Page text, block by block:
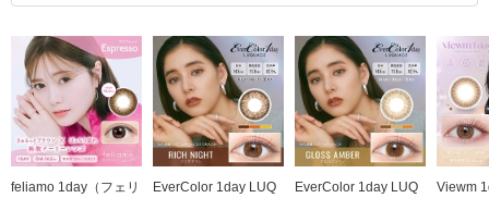
feliamo 1day（フェリ
EverColor 1day LUQ
EverColor 1day LUQ
Viewm